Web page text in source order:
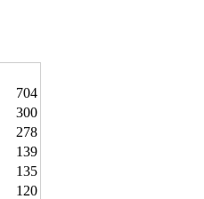
704
300
278
139
135
120